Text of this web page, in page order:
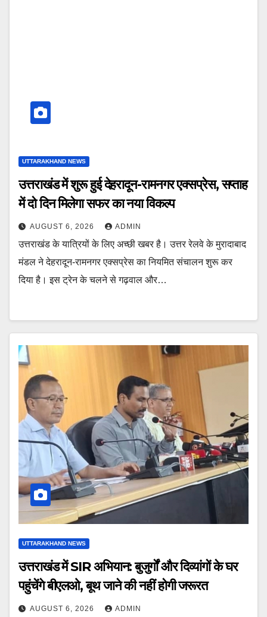
UTTARAKHAND NEWS
उत्तराखंड में शुरू हुई देहरादून-रामनगर एक्सप्रेस, सप्ताह
में दो दिन मिलेगा सफर का नया विकल्प
AUGUST 6, 2026 ADMIN
उत्तराखंड के यात्रियों के लिए अच्छी खबर है। उत्तर रेलवे के मुरादाबाद
मंडल ने देहरादून-रामनगर एक्सप्रेस का नियमित संचालन शुरू कर
दिया है। इस ट्रेन के चलने से गढ़वाल और…
UTTARAKHAND NEWS
उत्तराखंड में SIR अभियान: बुजुर्गों और दिव्यांगों के घर
पहुंचेंगे बीएलओ, बूथ जाने की नहीं होगी जरूरत
AUGUST 6, 2026 ADMIN